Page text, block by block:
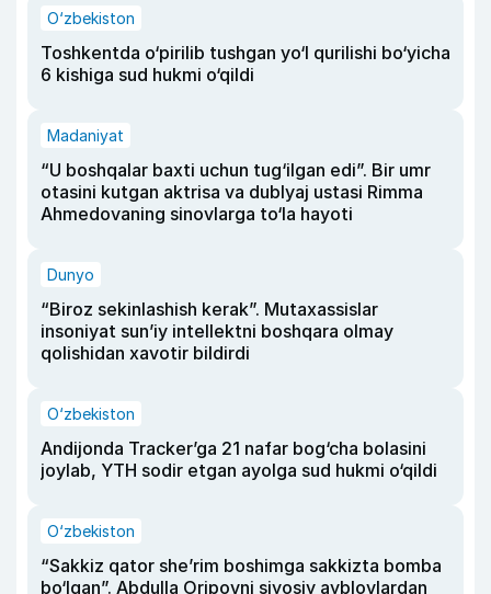
O‘zbekiston
Toshkentda o‘pirilib tushgan yo‘l qurilishi bo‘yicha
6 kishiga sud hukmi o‘qildi
Madaniyat
“U boshqalar baxti uchun tug‘ilgan edi”. Bir umr
otasini kutgan aktrisa va dublyaj ustasi Rimma
Ahmedovaning sinovlarga to‘la hayoti
Dunyo
“Biroz sekinlashish kerak”. Mutaxassislar
insoniyat sun’iy intellektni boshqara olmay
qolishidan xavotir bildirdi
O‘zbekiston
Andijonda Tracker’ga 21 nafar bog‘cha bolasini
joylab, YTH sodir etgan ayolga sud hukmi o‘qildi
O‘zbekiston
“Sakkiz qator she’rim boshimga sakkizta bomba
bo‘lgan”. Abdulla Oripovni siyosiy ayblovlardan